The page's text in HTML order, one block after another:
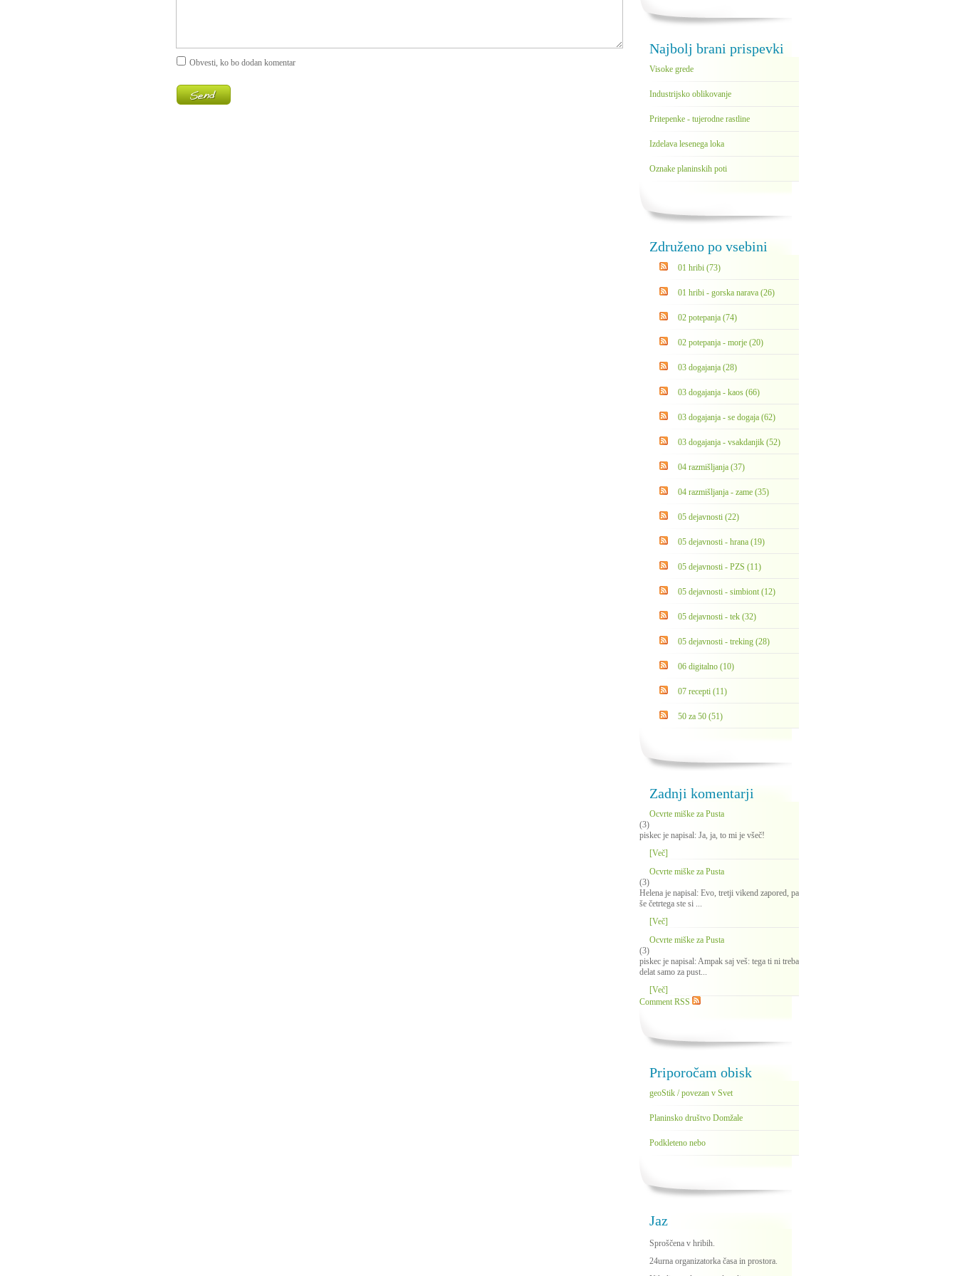
Obvesti, ko bo dodan komentar
Najbolj brani prispevki
Visoke grede
Industrijsko oblikovanje
Pritepenke - tujerodne rastline
Izdelava lesenega loka
Oznake planinskih poti
Združeno po vsebini
01 hribi (73)
01 hribi - gorska narava (26)
02 potepanja (74)
02 potepanja - morje (20)
03 dogajanja (28)
03 dogajanja - kaos (66)
03 dogajanja - se dogaja (62)
03 dogajanja - vsakdanjik (52)
04 razmišljanja (37)
04 razmišljanja - zame (35)
05 dejavnosti (22)
05 dejavnosti - hrana (19)
05 dejavnosti - PZS (11)
05 dejavnosti - simbiont (12)
05 dejavnosti - tek (32)
05 dejavnosti - treking (28)
06 digitalno (10)
07 recepti (11)
50 za 50 (51)
Zadnji komentarji
Ocvrte miške za Pusta
(3)
piskec je napisal: Ja, ja, to mi je všeč!
[Več]
Ocvrte miške za Pusta
(3)
Helena je napisal: Evo, tretji vikend zapored, pa
še četrtega ste si ...
[Več]
Ocvrte miške za Pusta
(3)
piskec je napisal: Ampak saj veš: tega ti ni treba
delat samo za pust...
[Več]
Comment RSS
Priporočam obisk
geoStik / povezan v Svet
Planinsko društvo Domžale
Podkleteno nebo
Jaz
Sproščena v hribih.
24urna organizatorka časa in prostora.